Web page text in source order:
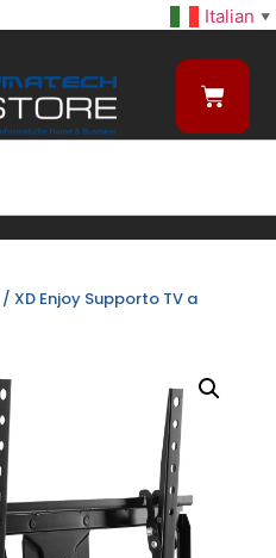
Italian ▼
/ XD Enjoy Supporto TV a